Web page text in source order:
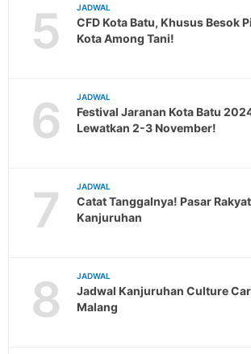
5 JADWAL
CFD Kota Batu, Khusus Besok
Kota Among Tani!
6 JADWAL
Festival Jaranan Kota Batu
Lewatkan 2-3 November!
7 JADWAL
Catat Tanggalnya! Pasar
Kanjuruhan
8 JADWAL
Jadwal Kanjuruhan Culture
Malang